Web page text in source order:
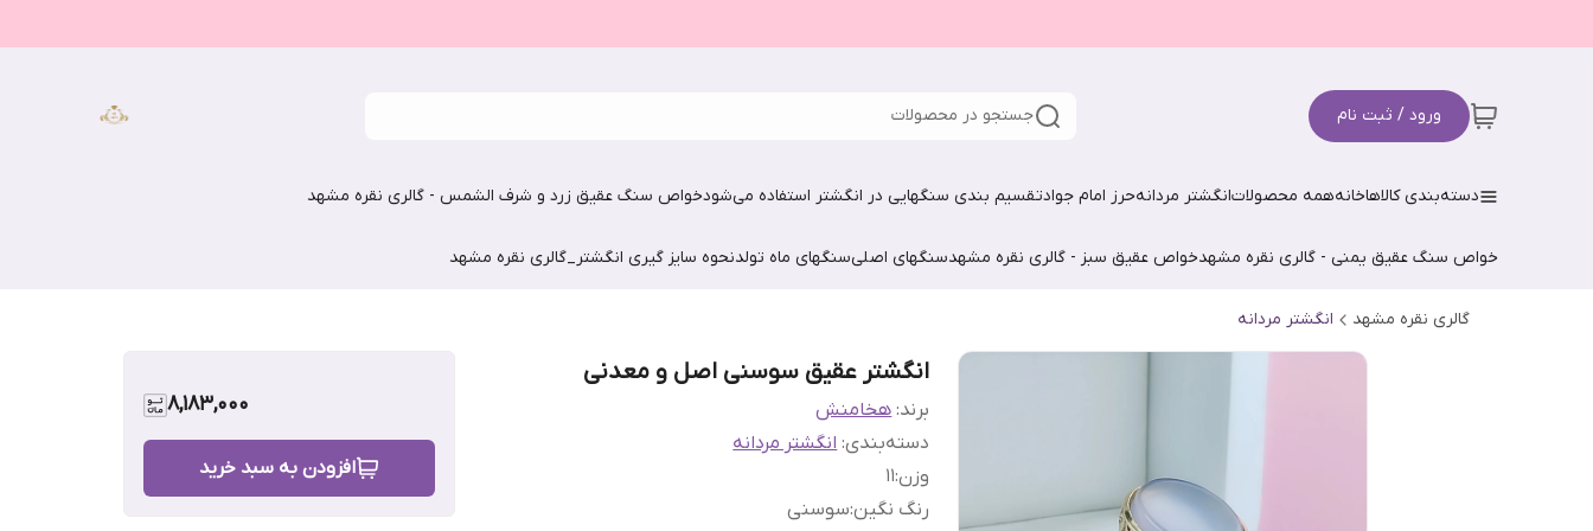
ورود / ثبت نام جستجو در محصولات
دسته‌بندی کالاهاخانههمه محصولاتانگشتر مردانهحرز امام جوادتقسیم بندی سنگهایی در انگشتر استفاده می‌شودخواص سنگ عقیق زرد و شرف الشمس - گالری نقره مشهد
خواص سنگ عقیق یمنی - گالری نقره مشهدخواص عقیق سبز - گالری نقره مشهدسنگهای اصلیسنگهای ماه تولدنحوه سایز گیری انگشتر_گالری نقره مشهد
گالری نقره مشهد انگشتر مردانه
انگشتر عقیق سوسنی اصل و معدنی
برند: هخامنش
دسته‌بندی:انگشتر مردانه
وزن:1۱
رنگ نگین:سوسنی
8,183,000
افزودن به سبد خرید